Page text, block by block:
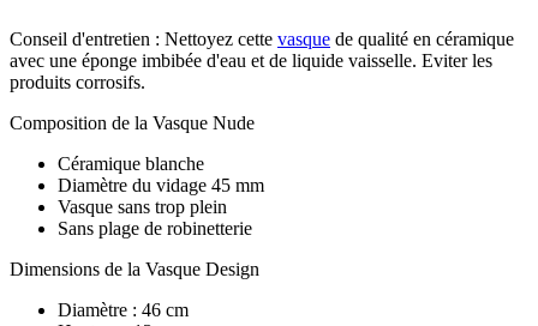
Conseil d'entretien : Nettoyez cette vasque de qualité en céramique
avec une éponge imbibée d'eau et de liquide vaisselle. Eviter les
produits corrosifs.
Composition de la Vasque Nude
Céramique blanche
Diamètre du vidage 45 mm
Vasque sans trop plein
Sans plage de robinetterie
Dimensions de la Vasque Design
Diamètre : 46 cm